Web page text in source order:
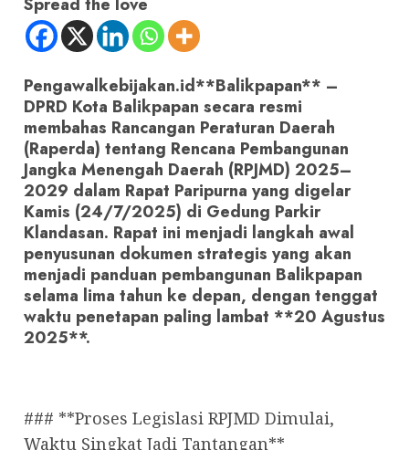
Pengawalkebijakan.id**Balikpapan** –
DPRD Kota Balikpapan secara resmi
membahas Rancangan Peraturan Daerah
(Raperda) tentang Rencana Pembangunan
Jangka Menengah Daerah (RPJMD) 2025–
2029 dalam Rapat Paripurna yang digelar
Kamis (24/7/2025) di Gedung Parkir
Klandasan. Rapat ini menjadi langkah awal
penyusunan dokumen strategis yang akan
menjadi panduan pembangunan Balikpapan
selama lima tahun ke depan, dengan tenggat
waktu penetapan paling lambat **20 Agustus
2025**.
### **Proses Legislasi RPJMD Dimulai,
Waktu Singkat Jadi Tantangan**